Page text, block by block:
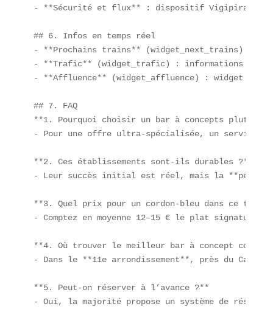
- **Sécurité et flux** : dispositif Vigipirate
## 6. Infos en temps réel
- **Prochains trains** (widget_next_trains) :
- **Trafic** (widget_trafic) : informations non
- **Affluence** (widget_affluence) : widget
## 7. FAQ
**1. Pourquoi choisir un bar à concepts plutôt
- Pour une offre ultra-spécialisée, un service
**2. Ces établissements sont-ils durables ?**
- Leur succès initial est réel, mais la
**3. Quel prix pour un cordon-bleu dans ce
- Comptez en moyenne 12–15 € le plat signature.
**4. Où trouver le meilleur bar à concept
- Dans le **11e arrondissement**, près du Canal
**5. Peut-on réserver à l’avance ?**
- Oui, la majorité propose un système de